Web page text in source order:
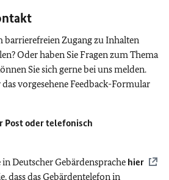
barrierefreien Zugang zu Inhalten
Oder haben Sie Fragen zum Thema
Sie sich gerne bei uns melden.
vorgesehene Feedback-Formular
Post oder telefonisch
Deutscher Gebärdensprache hier
dass das Gebärdentelefon in